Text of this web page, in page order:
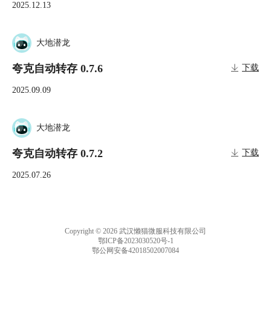
2025.12.13
大地潜龙
夸克自动转存 0.7.6 下载
2025.09.09
大地潜龙
夸克自动转存 0.7.2 下载
2025.07.26
Copyright © 2026 武汉懒猫微服科技有限公司
鄂ICP备2023030520号-1
鄂公网安备42018502007084